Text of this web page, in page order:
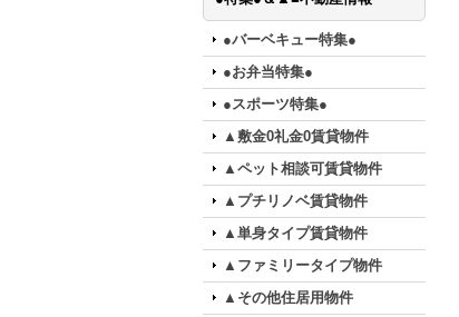
●バーベキュー特集●
●お弁当特集●
●スポーツ特集●
▲敷金0礼金0賃貸物件
▲ペット相談可賃貸物件
▲プチリノベ賃貸物件
▲単身タイプ賃貸物件
▲ファミリータイプ物件
▲その他住居用物件